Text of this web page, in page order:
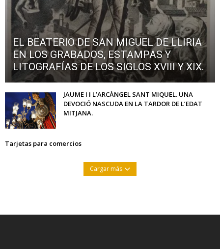
EL BEATERIO DE SAN MIGUEL DE LLIRIA
EN LOS GRABADOS, ESTAMPAS Y
LITOGRAFÍAS DE LOS SIGLOS XVIII Y XIX.
JAUME I I L’ARCÀNGEL SANT MIQUEL. UNA
DEVOCIÓ NASCUDA EN LA TARDOR DE L’EDAT
MITJANA.
Tarjetas para comercios
Cargar más